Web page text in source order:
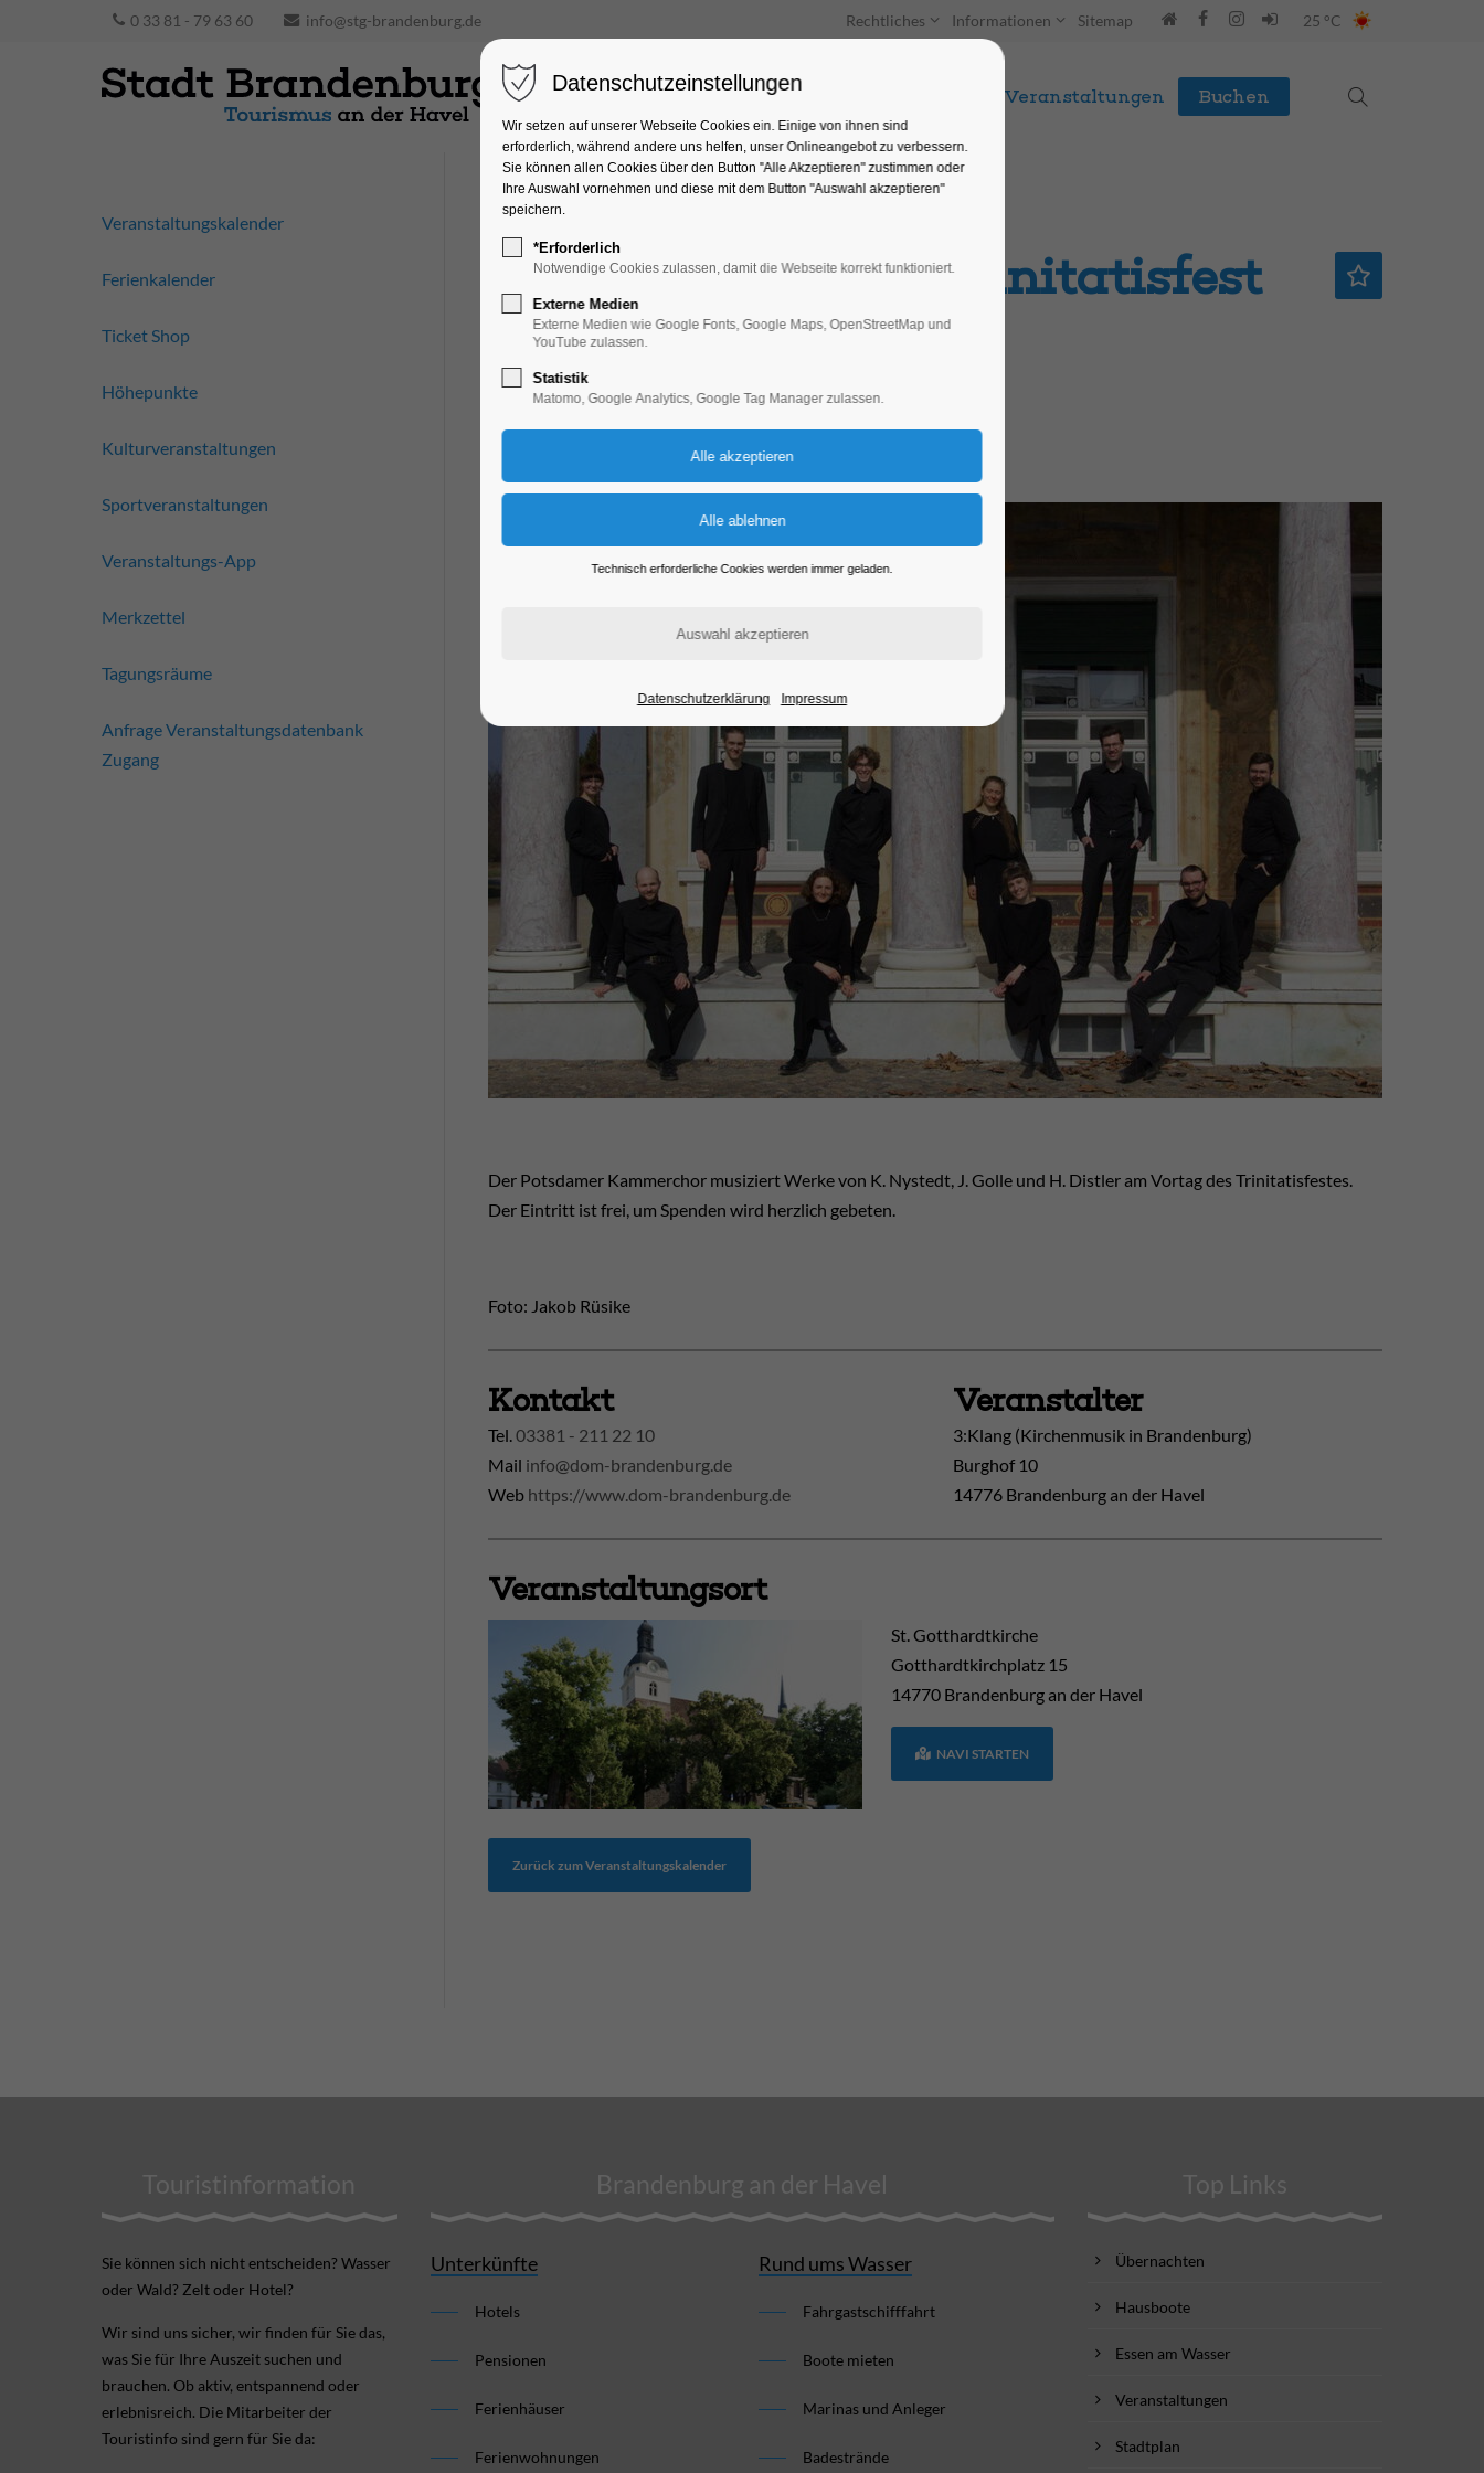
0 33 81 - 79 63 60 info@stg-brandenburg.de Rechtliches Informationen Sitemap 25 °C
Unterkünfte Entdecken & Erleben Veranstaltungen Buchen
Chorkonzert zum Trinitatisfest
Konzert, Musik
30.05.2026, 17:00
Der Potsdamer Kammerchor musiziert Werke von K. Nystedt, J. Golle und H. Distler am Vortag des Trinitatisfestes.
Der Eintritt ist frei, um Spenden wird herzlich gebeten.
Foto: Jakob Rüsike
Kontakt
Tel. 03381 - 211 22 10
Mail info@dom-brandenburg.de
Web https://www.dom-brandenburg.de
Veranstalter
3:Klang (Kirchenmusik in Brandenburg)
Burghof 10
14776 Brandenburg an der Havel
Veranstaltungsort
St. Gotthardtkirche
Gotthardtkirchplatz 15
14770 Brandenburg an der Havel
NAVI STARTEN
Zurück zum Veranstaltungskalender
Veranstaltungskalender
Ferienkalender
Ticket Shop
Höhepunkte
Kulturveranstaltungen
Sportveranstaltungen
Veranstaltungs-App
Merkzettel
Tagungsräume
Anfrage Veranstaltungsdatenbank
Zugang
Touristinformation
Sie können sich nicht ent­scheiden? Wasser
oder Wald? Zelt oder Hotel?
Wir sind uns sicher, wir finden für Sie das,
was Sie für Ihre Aus­zeit suchen und
brauchen. Ob aktiv, ent­spannend oder
erlebnis­reich. Die Mitarbeiter der
Touristinfo sind gern für Sie da:
Brandenburg an der Havel
Unterkünfte
Hotels
Pensionen
Ferienhäuser
Ferienwohnungen
Rund ums Wasser
Fahrgastschifffahrt
Boote mieten
Marinas und Anleger
Badestrände
Top Links
Übernachten
Hausboote
Essen am Wasser
Veranstaltungen
Stadtplan
Datenschutzeinstellungen
Wir setzen auf unserer Webseite Cookies ein. Einige von ihnen sind
erforderlich, während andere uns helfen, unser Onlineangebot zu verbessern.
Sie können allen Cookies über den Button "Alle Akzeptieren" zustimmen oder
Ihre Auswahl vornehmen und diese mit dem Button "Auswahl akzeptieren"
speichern.
*Erforderlich
Notwendige Cookies zulassen, damit die Webseite korrekt funktioniert.
Externe Medien
Externe Medien wie Google Fonts, Google Maps, OpenStreetMap und
YouTube zulassen.
Statistik
Matomo, Google Analytics, Google Tag Manager zulassen.
Technisch erforderliche Cookies werden immer geladen.
Datenschutzerklärung Impressum